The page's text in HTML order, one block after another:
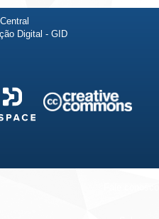
Digital - GID